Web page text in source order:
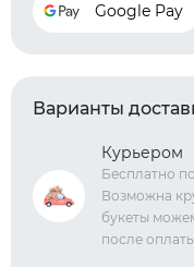
Google Pay
Варианты
Курьером
Бесплатно
Возможна
букеты
после